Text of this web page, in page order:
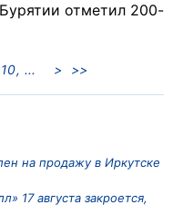
на продажу в Иркутске
17 августа закроется,
отметил 200-
10 > >>